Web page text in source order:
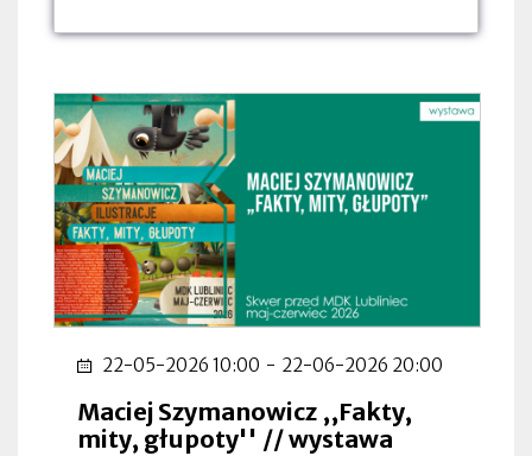
22-05-2026 10:00 - 22-06-2026 20:00
Maciej Szymanowicz ,,Fakty,
mity, głupoty'' // wystawa